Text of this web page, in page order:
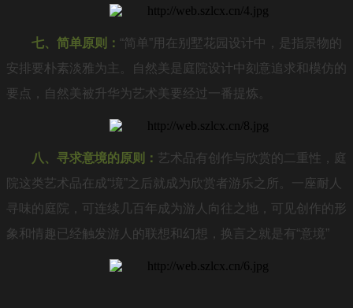
七、简单原则： “简单”用在别墅花园设计中，是指景物的
安排要朴素淡雅为主。自然美是庭院设计中刻意追求和模仿的
要点，自然美被升华为艺术美要经过一番提炼。
八、寻求意境的原则： 艺术品有创作与欣赏的二重性，庭
院这类艺术品在成“境”之后就成为欣赏者游乐之所。一座耐人
寻味的庭院，可连续几百年成为游人向往之地，可见创作的形
象和情趣已经触发游人的联想和幻想，换言之就是有“意境”